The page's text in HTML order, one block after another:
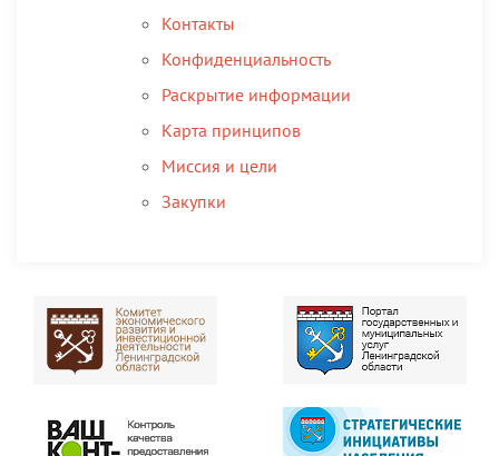
Контакты
Конфиденциальность
Раскрытие информации
Карта принципов
Миссия и цели
Закупки